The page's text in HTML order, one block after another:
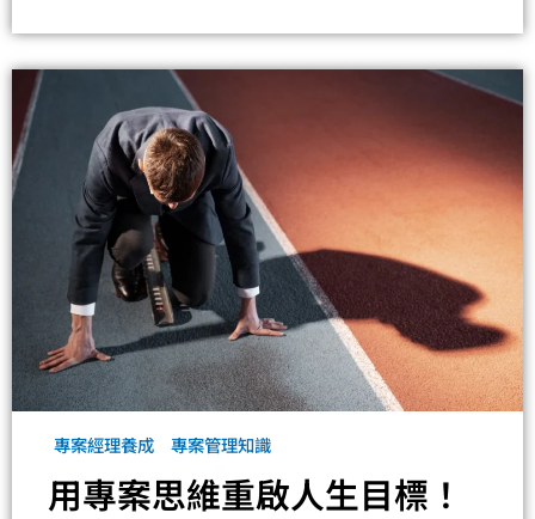
專案經理養成 專案管理知識
用專案思維重啟人生目標！